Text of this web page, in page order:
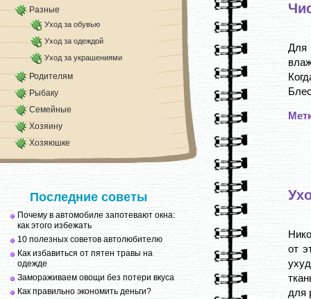
Разные
Уход за обувью
Уход за одеждой
Уход за украшениями
Родителям
Рыбаку
Семейные
Хозяину
Хозяюшке
Последние советы
Почему в автомобиле запотевают окна:
как этого избежать
10 полезных советов автолюбителю
Как избавиться от пятен травы на
одежде
Замораживаем овощи без потери вкуса
Как правильно экономить деньги?
Для
от
для